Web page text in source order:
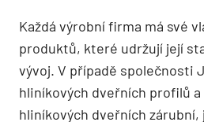
Každá výrobní firma má své
produktů, které udržují její
vývoj. V případě společnosti
hliníkových dveřních profilů
hliníkových dveřních zárubní,